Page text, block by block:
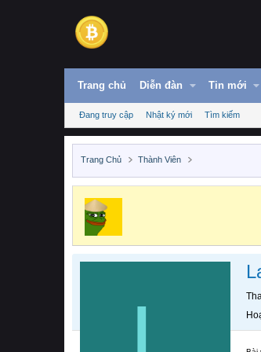
Trang chủ Diễn đàn Tin mới
Đang truy cập Nhật ký mới Tìm kiếm
Trang Chủ Thành Viên